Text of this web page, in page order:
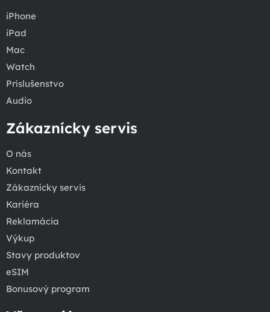
iPhone
iPad
Mac
Watch
Príslušenstvo
Audio
Zákaznícky servis
O nás
Kontakt
Zákaznícky servis
Kariéra
Reklamácia
Výkup
Stavy produktov
eSIM
Bonusový program